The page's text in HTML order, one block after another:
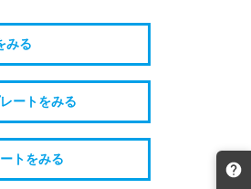
みる
ートをみる
トをみる